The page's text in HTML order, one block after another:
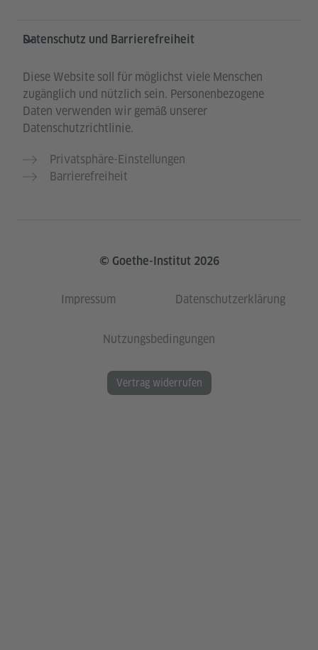
Datenschutz und Barrierefreiheit
Diese Website soll für möglichst viele Menschen
zugänglich und nützlich sein. Personenbezogene
Daten verwenden wir gemäß unserer
Datenschutzrichtlinie.
Privatsphäre-Einstellungen
Barrierefreiheit
© Goethe-Institut 2026
Impressum Datenschutzerklärung
Nutzungsbedingungen
Vertrag widerrufen